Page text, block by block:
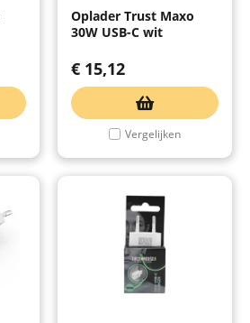
Oplader Trust Maxo
30W USB-C wit
€ 15,12
Vergelijken